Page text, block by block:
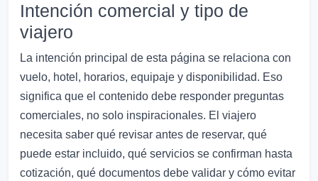
Intención comercial y tipo de
viajero
La intención principal de esta página se relaciona con
vuelo, hotel, horarios, equipaje y disponibilidad. Eso
significa que el contenido debe responder preguntas
comerciales, no solo inspiracionales. El viajero
necesita saber qué revisar antes de reservar, qué
puede estar incluido, qué servicios se confirman hasta
cotización, qué documentos debe validar y cómo evitar